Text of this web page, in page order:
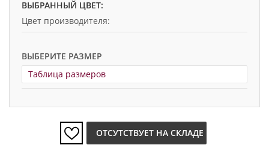
ВЫБРАННЫЙ ЦВЕТ:
Цвет производителя:
ВЫБЕРИТЕ РАЗМЕР
Таблица размеров
ОТСУТСТВУЕТ НА СКЛАДЕ